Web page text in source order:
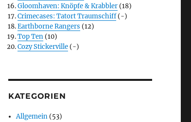
Gloomhaven: Knöpfe & Krabbler (18)
Crimecases: Tatort Traumschiff(-)
Earthborne Rangers (12)
Top Ten (10)
Cozy Stickerville (-)
KATEGORIEN
Allgemein (53)